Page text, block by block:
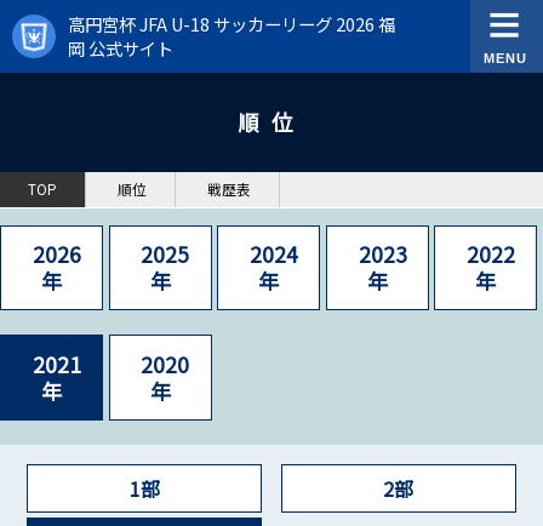
高円宮杯 JFA U-18 サッカーリーグ 2026 福
岡 公式サイト
順位
TOP 順位 戦歴表
2026
年
2025
年
2024
年
2023
年
2022
年
2021
年
2020
年
1部
2部